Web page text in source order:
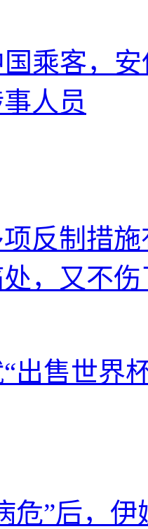
乘客，
人员
反制措
，又不
出售世界
危”后，